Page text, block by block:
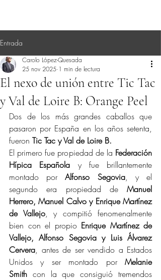
Entrada
El nexo de unión entre Tic Tac
y Val de Loire B: Orange Peel
Carolo López-Quesada
25 nov 2025 1 min de lectura
Dos de los más grandes caballos que
pasaron por España en los años setenta,
fueron Tic Tac y Val de Loire B.
El primero fue propiedad de la Federación
Hípica Española y fue brillantemente
montado por Alfonso Segovia, y el
segundo era propiedad de Manuel
Herrero, Manuel Calvo y Enrique Martínez
de Vallejo, y compitió fenomenalmente
bien con el propio Enrique Martínez de
Vallejo, Alfonso Segovia y Luis Álvarez
Cervera, antes de ser vendido a Estados
Unidos y ser montado por Melanie
Smith con la que consiguió tremendos